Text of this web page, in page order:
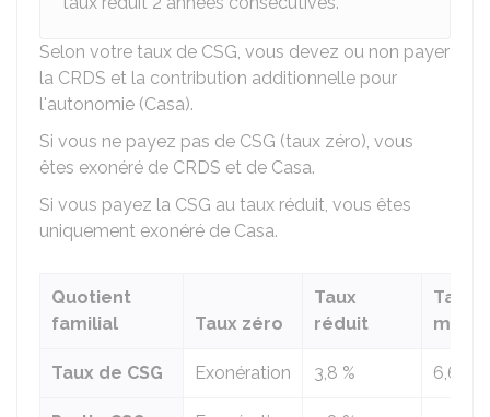
Selon votre taux de CSG, vous devez ou non payer
la CRDS et la contribution additionnelle pour
l'autonomie (Casa).
Si vous ne payez pas de CSG (taux zéro), vous
êtes exonéré de CRDS et de Casa.
Si vous payez la CSG au taux réduit, vous êtes
uniquement exonéré de Casa.
Quotient
familial
Taux zéro
Taux
réduit
Taux
Taux de CSG Exonération 3,8 % 6,6 %